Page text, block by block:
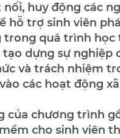
nối, huy động các
hỗ trợ sinh viên
trong quá trình học
tạo dựng sự nghiệp
và trách nhiệm
các hoạt động
của chương trình
cho sinh viên